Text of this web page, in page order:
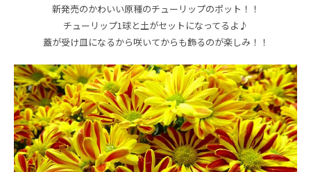
新発売のかわいい原種のチューリップのポット！！
チューリップ1球と土がセットになってるよ♪
蓋が受け皿になるから咲いてからも飾るのが楽しみ！！